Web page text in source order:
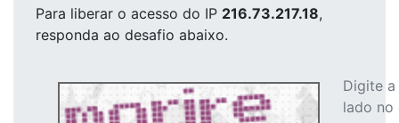
Para liberar o acesso do IP 216.73.217.18,
responda ao desafio abaixo.
Digite
lado no